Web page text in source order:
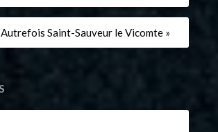
Saint-Sauveur le Vicomte »